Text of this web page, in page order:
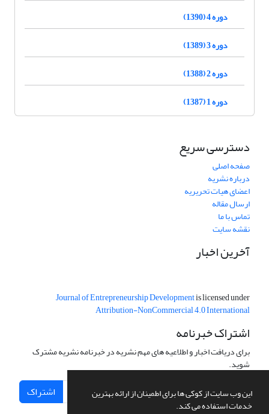
این وب سایت از کوکی ها برای اطمینان از ارائه بهترین
خدمات استفاده می کند.
دوره 4 (1390)
دوره 3 (1389)
دوره 2 (1388)
دوره 1 (1387)
دسترسی سریع
صفحه اصلی
درباره نشریه
اعضای هیات تحریریه
ارسال مقاله
تماس با ما
نقشه سایت
آخرین اخبار
Journal of Entrepreneurship Developmentis licensed under
Attribution-NonCommercial 4.0 International
اشتراک خبرنامه
برای دریافت اخبار و اطلاعیه های مهم نشریه در خبرنامه نشریه مشترک
شوید.
اشتراک